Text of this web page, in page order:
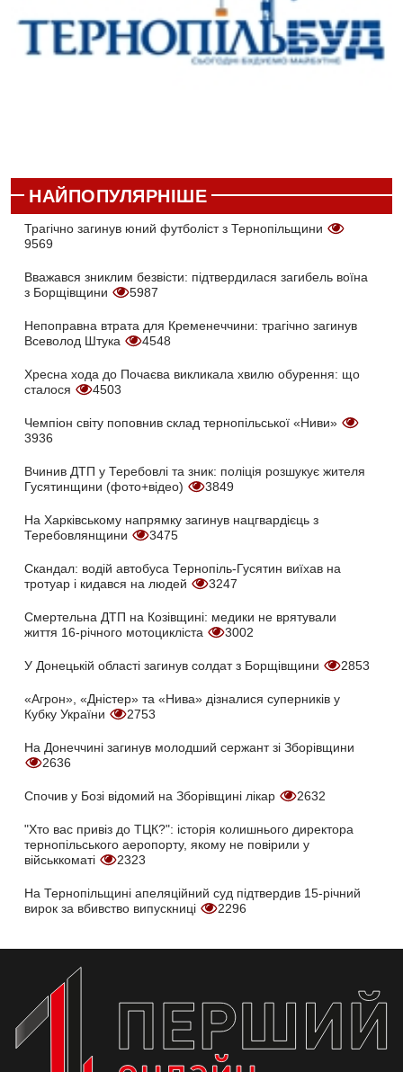
НАЙПОПУЛЯРНІШЕ
Трагічно загинув юний футболіст з Тернопільщини
9569
Вважався зниклим безвісти: підтвердилася загибель воїна
з Борщівщини
5987
Непоправна втрата для Кременеччини: трагічно загинув
Всеволод Штука
4548
Хресна хода до Почаєва викликала хвилю обурення: що
сталося
4503
Чемпіон світу поповнив склад тернопільської «Ниви»
3936
Вчинив ДТП у Теребовлі та зник: поліція розшукує жителя
Гусятинщини (фото+відео)
3849
На Харківському напрямку загинув нацгвардієць з
Теребовлянщини
3475
Скандал: водій автобуса Тернопіль-Гусятин виїхав на
тротуар і кидався на людей
3247
Смертельна ДТП на Козівщині: медики не врятували
життя 16-річного мотоцикліста
3002
У Донецькій області загинув солдат з Борщівщини 2853
«Агрон», «Дністер» та «Нива» дізналися суперників у
Кубку України
2753
На Донеччині загинув молодший сержант зі Зборівщини
2636
Спочив у Бозі відомий на Зборівщині лікар 2632
"Хто вас привіз до ТЦК?": історія колишнього директора
тернопільського аеропорту, якому не повірили у
військкоматі
2323
На Тернопільщині апеляційний суд підтвердив 15-річний
вирок за вбивство випускниці
2296